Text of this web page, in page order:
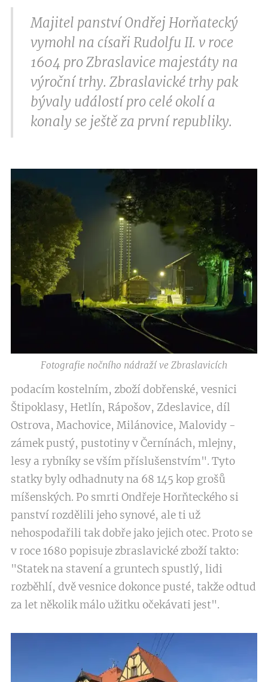
Majitel panství Ondřej Horňatecký
vymohl na císaři Rudolfu II. v roce
1604 pro Zbraslavice majestáty na
výroční trhy. Zbraslavické trhy pak
bývaly událostí pro celé okolí a
konaly se ještě za první republiky.
Fotografie nočního nádraží ve Zbraslavicích
podacím kostelním, zboží dobřenské, vesnici
Štipoklasy, Hetlín, Rápošov, Zdeslavice, díl
Ostrova, Machovice, Milánovice, Malovidy -
zámek pustý, pustotiny v Černínách, mlejny,
lesy a rybníky se vším příslušenstvím". Tyto
statky byly odhadnuty na 68 145 kop grošů
míšenských. Po smrti Ondřeje Horňteckého si
panství rozdělili jeho synové, ale ti už
nehospodařili tak dobře jako jejich otec. Proto se
v roce 1680 popisuje zbraslavické zboží takto:
"Statek na stavení a gruntech spustlý, lidi
rozběhlí, dvě vesnice dokonce pusté, takže odtud
za let několik málo užitku očekávati jest".